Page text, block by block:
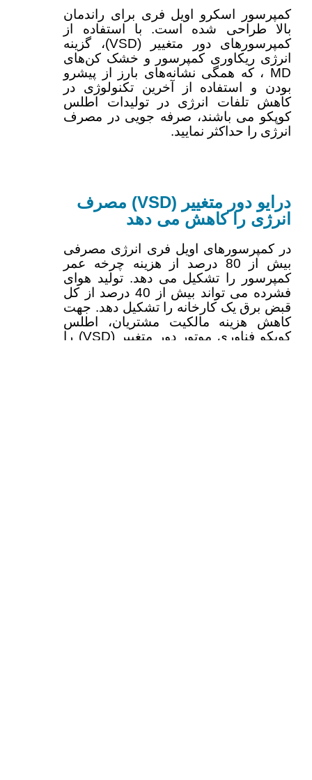
کمپرسور اسکرو اویل فری برای راندمان
بالا طراحی شده است. با استفاده از
کمپرسورهای دور متغییر (VSD)، گزینه
انرژی ریکاوری کمپرسور و خشک کن‌های
MD ، که همگی نشانه‌های بارز از پیشرو
بودن و استفاده از آخرین تکنولوژی در
کاهش تلفات انرژی در تولیدات اطلس
کوپکو می باشند، صرفه جویی در مصرف
انرژی را حداکثر نمایید.
درایو دور متغییر (VSD) مصرف
انرژی را کاهش می دهد
در کمپرسورهای اویل فری انرژی مصرفی
بیش از 80 درصد از هزینه چرخه عمر
کمپرسور را تشکیل می دهد. تولید هوای
فشرده می تواند بیش از 40 درصد از کل
قبض برق یک کارخانه را تشکیل دهد. جهت
کاهش هزینه مالکیت مشتریان، اطلس
کوپکو فناوری موتور دور متغییر (VSD) را